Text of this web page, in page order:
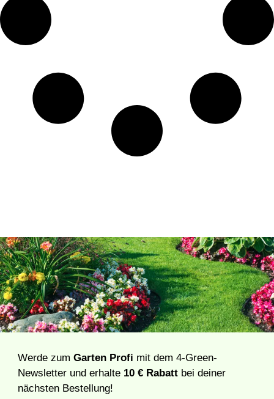
Werde zum Garten Profi mit dem 4-Green-
Newsletter und erhalte 10 € Rabatt bei deiner
nächsten Bestellung!